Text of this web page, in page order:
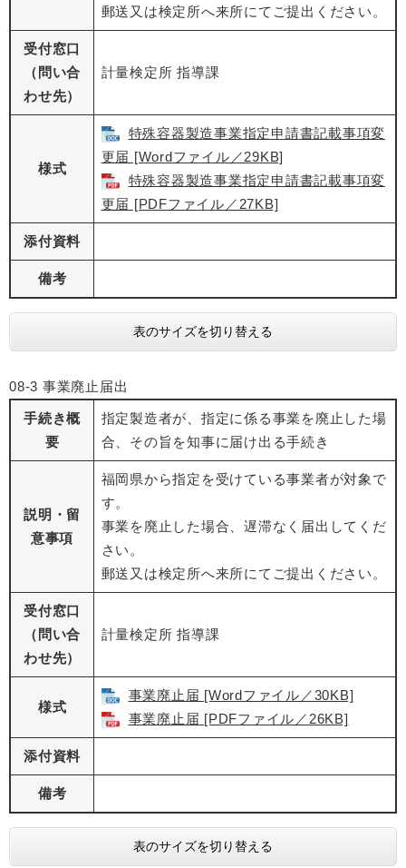
郵送又は検定所へ来所にてご提出ください。
受付窓口
（問い合
わせ先）
計量検定所 指導課
様式
特殊容器製造事業指定申請書記載事項変
更届 [Wordファイル／29KB]
特殊容器製造事業指定申請書記載事項変
更届 [PDFファイル／27KB]
添付資料
備考
表のサイズを切り替える
08-3 事業廃止届出
手続き概
要
指定製造者が、指定に係る事業を廃止した場
合、その旨を知事に届け出る手続き
説明・留
意事項
福岡県から指定を受けている事業者が対象で
す。
事業を廃止した場合、遅滞なく届出してくだ
さい。
郵送又は検定所へ来所にてご提出ください。
受付窓口
（問い合
わせ先）
計量検定所 指導課
様式
事業廃止届 [Wordファイル／30KB]
事業廃止届 [PDFファイル／26KB]
添付資料
備考
表のサイズを切り替える